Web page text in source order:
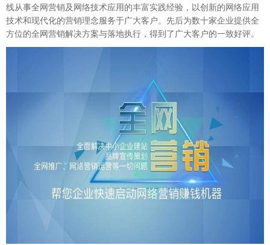
线从事全网营销及网络技术应用的丰富实践经验，以创新的网络应用
技术和现代化的营销理念服务于广大客户。先后为数十家企业提供全
方位的全网营销解决方案与落地执行，得到了广大客户的一致好评。